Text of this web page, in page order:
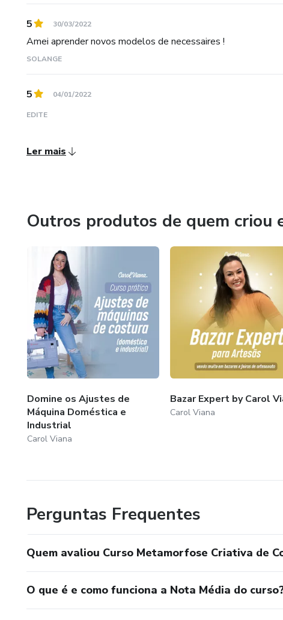
5 30/03/2022
Amei aprender novos modelos de necessaires !
SOLANGE
5 04/01/2022
EDITE
Ler mais
Outros produtos de quem criou
Domine os Ajustes de
Máquina Doméstica e
Industrial
Carol Viana
Bazar Expert by Carol
Carol Viana
Perguntas Frequentes
Quem avaliou Curso Metamorfose Criativa de
O que é e como funciona a Nota Média do